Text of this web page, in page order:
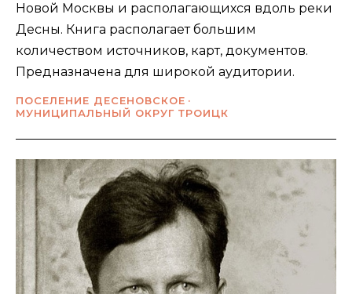
Новой Москвы и располагающихся вдоль реки
Десны. Книга располагает большим
количеством источников, карт, документов.
Предназначена для широкой аудитории.
ПОСЕЛЕНИЕ ДЕСЕНОВСКОЕ
МУНИЦИПАЛЬНЫЙ ОКРУГ ТРОИЦК